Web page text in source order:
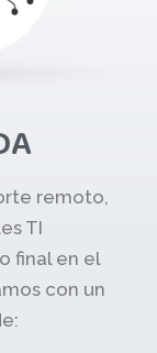
remoto,
TI
final en el
con un